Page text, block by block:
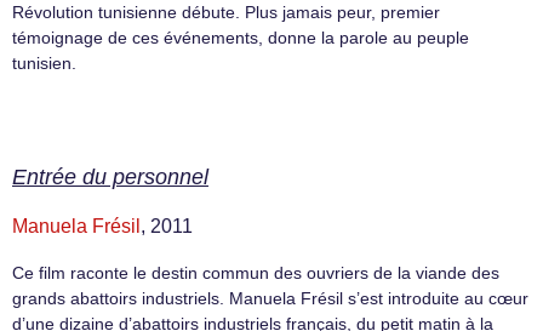
Révolution tunisienne débute. Plus jamais peur, premier
témoignage de ces événements, donne la parole au peuple
tunisien.
Entrée du personnel
Manuela Frésil , 2011
Ce film raconte le destin commun des ouvriers de la viande des
grands abattoirs industriels. Manuela Frésil s’est introduite au cœur
d’une dizaine d’abattoirs industriels français, du petit matin à la